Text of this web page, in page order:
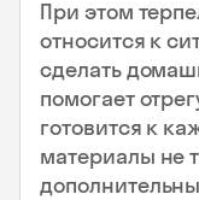
При этом
относится к
сделать
помогает
готовится к
материалы не